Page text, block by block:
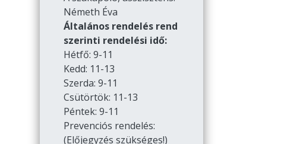
Németh Éva
Általános rendelés rend
szerinti rendelési idő:
Hétfő: 9-11
Kedd: 11-13
Szerda: 9-11
Csütörtök: 11-13
Péntek: 9-11
Prevenciós rendelés:
(Előjegyzés szükséges!)